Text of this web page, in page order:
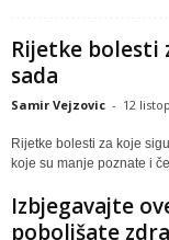
Rijetke bolesti
sada
Samir Vejzovic - 12
Rijetke bolesti za koje
koje su manje poznate i
Izbjegavajte
poboljšate